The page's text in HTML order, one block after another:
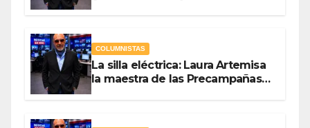
COLUMNISTAS
La silla eléctrica: Laura Artemisa
la maestra de las Precampañas